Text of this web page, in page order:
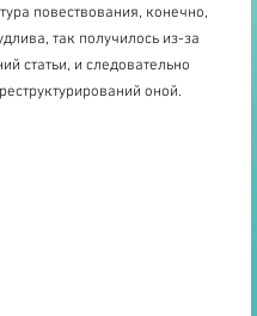
повествования, конечно,
так получилось из-за
статьи, и следовательно
оной.